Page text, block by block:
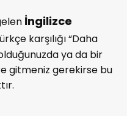
İngilizce
karşılığı “Daha
ya da bir
gitmeniz gerekirse bu